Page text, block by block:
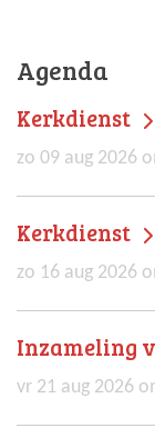
Agenda
Kerkdienst
zo 09 aug 2026
Kerkdienst
zo 16 aug 2026
Inzameling
vr 21 aug 2026